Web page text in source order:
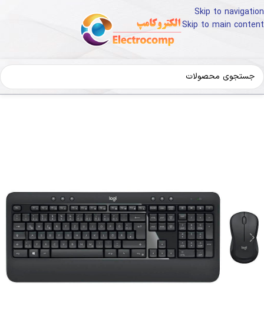
Skip to navigation
Skip to main content
خانه کالای دیجیتال لوازم جانبی کامپیوتر کیبورد